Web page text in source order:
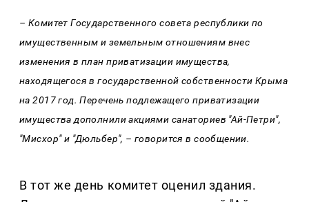
– Комитет Государственного совета республики по
имущественным и земельным отношениям внес
изменения в план приватизации имущества,
находящегося в государственной собственности Крыма
на 2017 год. Перечень подлежащего приватизации
имущества дополнили акциями санаториев "Ай-Петри",
"Мисхор" и "Дюльбер", – говорится в сообщении.
В тот же день комитет оценил здания.